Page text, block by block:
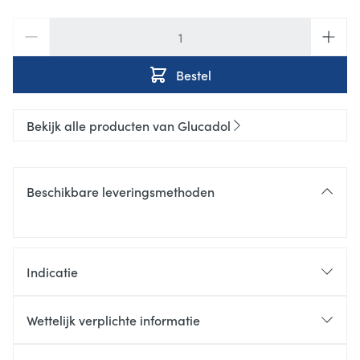
Bestel
Bekijk alle producten van Glucadol
Beschikbare leveringsmethoden
Indicatie
Wettelijk verplichte informatie